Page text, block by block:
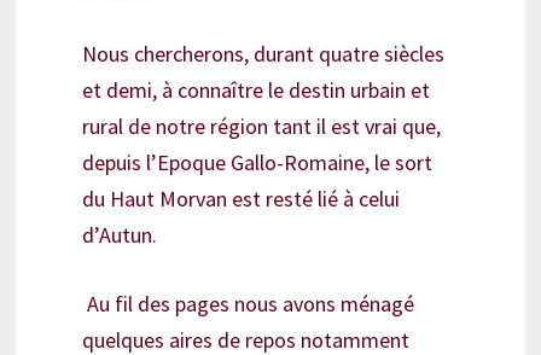
Nous chercherons, durant quatre siècles
et demi, à connaître le destin urbain et
rural de notre région tant il est vrai que,
depuis l’Epoque Gallo-Romaine, le sort
du Haut Morvan est resté lié à celui
d’Autun.
Au fil des pages nous avons ménagé
quelques aires de repos notamment